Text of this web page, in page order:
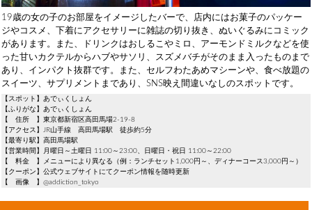
19歳の女の子のお部屋をイメージしたバーで、店内にはお菓子のパッケー
ジやコスメ、下着にアクセサリーに雑誌の切り抜き、ぬいぐるみにコミック
があります。また、ドリンクはおしるこやミロ、アーモンドミルクなどを使
った甘いカクテルからハブやサソリ、スズメバチがそのまま入ったものまで
あり、インパクト抜群です。また、セルフわたあめマシーンや、食べ放題の
スイーツ、サプリメントまであり、SNS映え間違いなしのスポットです。
【スポット】あでぃくしょん
【ふりがな】あでぃくしょん
【 住所 】東京都新宿区高田馬場2-19-8
【アクセス】JR山手線 高田馬場駅 徒歩約5分
【最寄り駅】高田馬場駅
【営業時間】月曜日～土曜日 11:00～23:00、日曜日・祝日 11:00～22:00
【 料金 】メニューにより異なる（例：ランチセット1,000円～、ディナーコース3,000円～）
【クーポン】公式ウェブサイトにてクーポン情報を随時更新
【 画像 】@addiction_tokyo